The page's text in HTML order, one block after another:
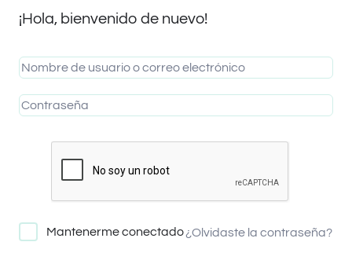
¡Hola, bienvenido de nuevo!
Mantenerme conectado¿Olvidaste la contraseña?